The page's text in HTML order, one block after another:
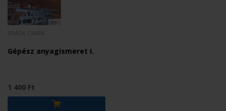
Gépész anyagismeret I.
1 400 Ft